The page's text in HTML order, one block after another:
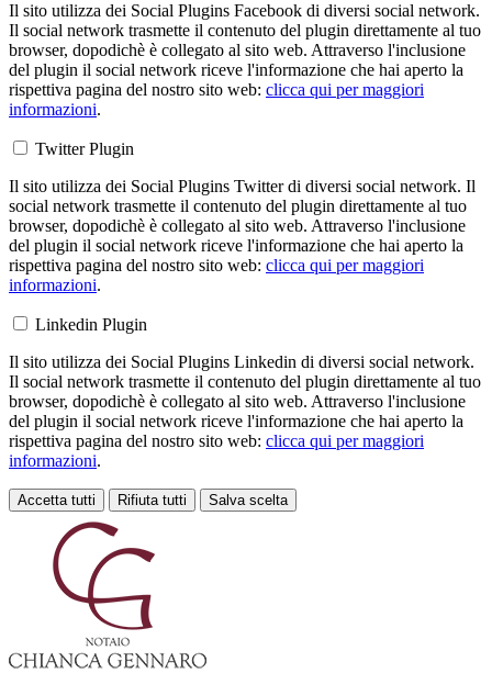
Il sito utilizza dei Social Plugins Facebook di diversi social network.
Il social network trasmette il contenuto del plugin direttamente al tuo
browser, dopodichè è collegato al sito web. Attraverso l'inclusione
del plugin il social network riceve l'informazione che hai aperto la
rispettiva pagina del nostro sito web: clicca qui per maggiori
informazioni.
Twitter Plugin
Il sito utilizza dei Social Plugins Twitter di diversi social network. Il
social network trasmette il contenuto del plugin direttamente al tuo
browser, dopodichè è collegato al sito web. Attraverso l'inclusione
del plugin il social network riceve l'informazione che hai aperto la
rispettiva pagina del nostro sito web: clicca qui per maggiori
informazioni.
Linkedin Plugin
Il sito utilizza dei Social Plugins Linkedin di diversi social network.
Il social network trasmette il contenuto del plugin direttamente al tuo
browser, dopodichè è collegato al sito web. Attraverso l'inclusione
del plugin il social network riceve l'informazione che hai aperto la
rispettiva pagina del nostro sito web: clicca qui per maggiori
informazioni.
Accetta tutti Rifiuta tutti Salva scelta